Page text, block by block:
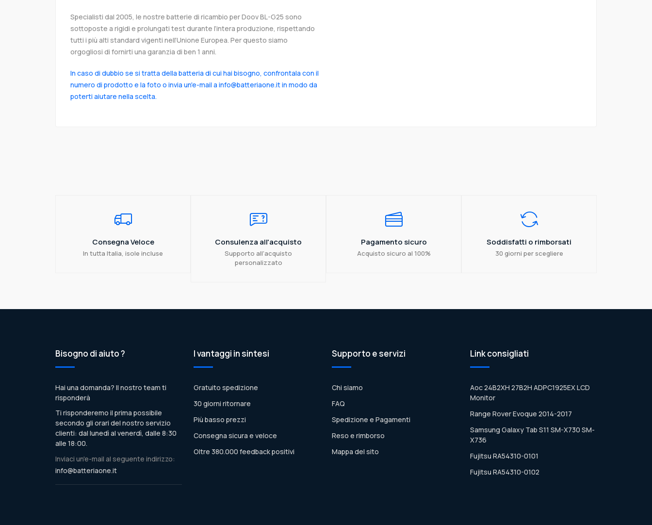
Specialisti dal 2005, le nostre batterie di ricambio per Doov BL-G25 sono
sottoposte a rigidi e prolungati test durante l’intera produzione, rispettando
tutti i più alti standard vigenti nell’Unione Europea. Per questo siamo
orgogliosi di fornirti una garanzia di ben 1 anni.
In caso di dubbio se si tratta della batteria di cui hai bisogno, confrontala con il
numero di prodotto e la foto o invia un'e-mail a info@batteriaone.it in modo da
poterti aiutare nella scelta.
Consegna Veloce
In tutta Italia, isole incluse
Consulenza all'acquisto
Supporto all'acquisto
personalizzato
Pagamento sicuro
Acquisto sicuro al 100%
Soddisfatti o rimborsati
30 giorni per scegliere
Bisogno di aiuto ?
Hai una domanda? Il nostro team ti
risponderà
Ti risponderemo il prima possibile
secondo gli orari del nostro servizio
clienti: dal lunedì al venerdì, dalle 8:30
alle 18:00.
Inviaci un'e-mail al seguente indirizzo:
info@batteriaone.it
I vantaggi in sintesi
Gratuito spedizione
30 giorni ritornare
Più basso prezzi
Consegna sicura e veloce
Oltre 380.000 feedback positivi
Supporto e servizi
Chi siamo
FAQ
Spedizione e Pagamenti
Reso e rimborso
Mappa del sito
Link consigliati
Aoc 24B2XH 27B2H ADPC1925EX LCD
Monitor
Range Rover Evoque 2014-2017
Samsung Galaxy Tab S11 SM-X730 SM-
X736
Fujitsu RA54310-0101
Fujitsu RA54310-0102